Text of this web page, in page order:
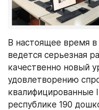
В настоящее время
ведется серьезная
качественно новый
удовлетворению
квалифицированные
республике 190